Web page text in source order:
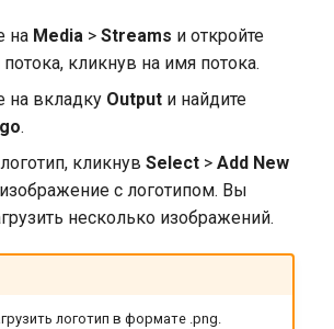
по
потокам
на Media > Streams и откройте
потока, кликнув на имя потока.
на вкладку Output и найдите
.
кликнув Select > Add New
с логотипом. Вы
несколько изображений.
логотип в формате .png.